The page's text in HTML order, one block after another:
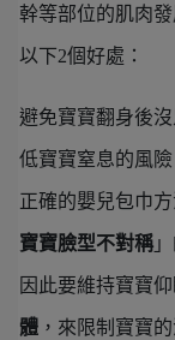
幹等部位的肌肉
以下2個好處：
避免寶寶翻身後
低寶寶窒息的風險
正確的嬰兒包巾
寶寶臉型不對稱
因此要維持寶寶
體 ，來限制寶寶